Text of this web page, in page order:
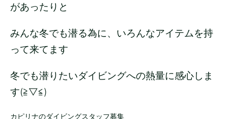
があったりと
みんな冬でも潜る為に、いろんなアイテムを持
って来てます
冬でも潜りたいダイビングへの熱量に感心しま
す(≧▽≦)
カピリナのダイビングスタッフ募集